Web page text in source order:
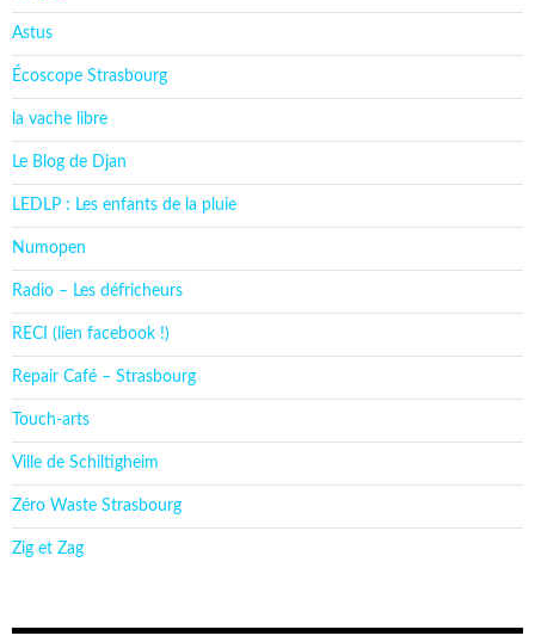
Astus
Écoscope Strasbourg
la vache libre
Le Blog de Djan
LEDLP : Les enfants de la pluie
Numopen
Radio – Les défricheurs
RECI (lien facebook !)
Repair Café – Strasbourg
Touch-arts
Ville de Schiltigheim
Zéro Waste Strasbourg
Zig et Zag